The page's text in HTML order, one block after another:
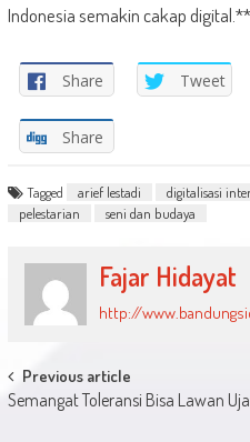
Indonesia semakin cakap
Share Tweet
Share
Tagged arief lestadi digitalisasi
pelestarian
seni dan budaya
Fajar Hidayat
http://
Post
navigation
Previous article
Semangat Toleransi Bisa Lawan